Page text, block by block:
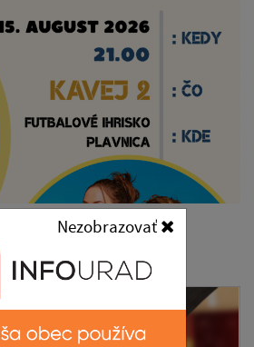
Nezobrazovať
KAVEJ 2